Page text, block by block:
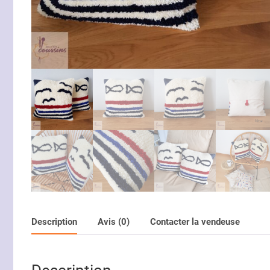
Description Avis (0) Contacter la vendeuse